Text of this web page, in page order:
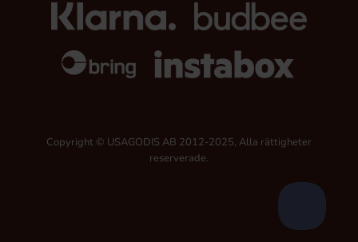
Copyright © USAGODIS AB 2012-2025, Alla rättigheter
reserverade.